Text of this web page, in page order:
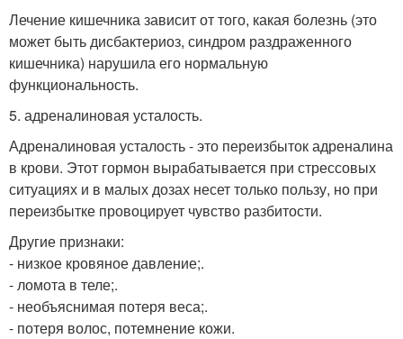
Лечение кишечника зависит от того, какая болезнь (это
может быть дисбактериоз, синдром раздраженного
кишечника) нарушила его нормальную
функциональность.
5. адреналиновая усталость.
Адреналиновая усталость - это переизбыток адреналина
в крови. Этот гормон вырабатывается при стрессовых
ситуациях и в малых дозах несет только пользу, но при
переизбытке провоцирует чувство разбитости.
Другие признаки:
- низкое кровяное давление;.
- ломота в теле;.
- необъяснимая потеря веса;.
- потеря волос, потемнение кожи.